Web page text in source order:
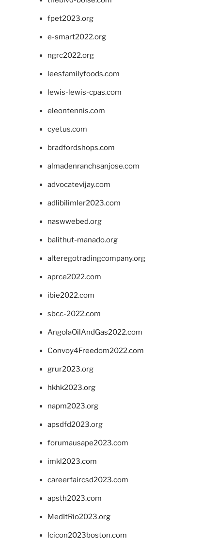
fpet2023.org
e-smart2022.org
ngrc2022.org
leesfamilyfoods.com
lewis-lewis-cpas.com
eleontennis.com
cyetus.com
bradfordshops.com
almadenranchsanjose.com
advocatevijay.com
adlibilimler2023.com
naswwebed.org
balithut-manado.org
alteregotradingcompany.org
aprce2022.com
ibie2022.com
sbcc-2022.com
AngolaOilAndGas2022.com
Convoy4Freedom2022.com
grur2023.org
hkhk2023.org
napm2023.org
apsdfd2023.org
forumausape2023.com
imkl2023.com
careerfaircsd2023.com
apsth2023.com
MedItRio2023.org
lcicon2023boston.com